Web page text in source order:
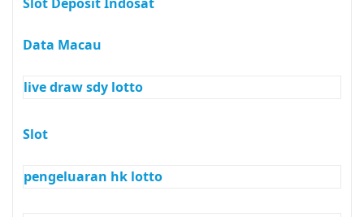
Data Macau
live draw sdy lotto
Slot
pengeluaran hk lotto